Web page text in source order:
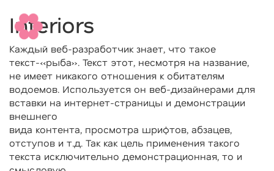
Interiors
Каждый веб-разработчик знает, что такое
текст-«рыба». Текст этот, несмотря на название,
не имеет никакого отношения к обитателям
водоемов. Используется он веб-дизайнерами для
вставки на интернет-страницы и демонстрации
внешнего
вида контента, просмотра шрифтов, абзацев,
отступов и т.д. Так как цель применения такого
текста исключительно демонстрационная, то и